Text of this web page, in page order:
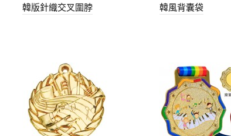
韓版針織交叉圍脖 韓風背囊袋